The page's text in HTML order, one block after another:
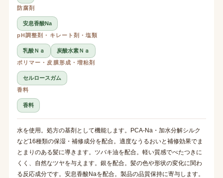
防腐剤
安息香酸Na
pH調整剤・キレート剤・塩類
乳酸Ｎａ
炭酸水素Ｎａ
ポリマー・皮膜形成・増粘剤
セルロースガム
香料
香料
水を使用。処方の基剤として機能します。PCA-Na・加水分解シルク
など16種類の保湿・補修成分を配合。適度なうるおいと補修効果でま
とまりのある髪に導きます。ツバキ油を配合。軽い質感でべたつきに
くく、自然なツヤを与えます。銀を配合。髪の色や形状の変化に関わ
る反応成分です。安息香酸Naを配合。製品の品質保持に寄与します。